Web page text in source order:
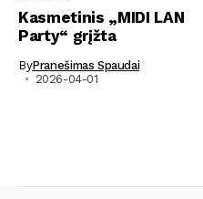
Kasmetinis „MIDI LAN
Party“ grįžta
ByPranešimas Spaudai
2026-04-01